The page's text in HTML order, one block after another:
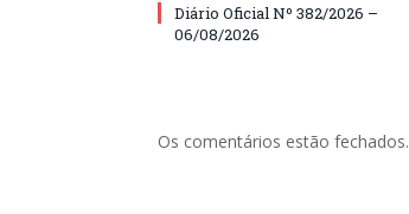
Diário Oficial Nº 382/2026 –
06/08/2026
Os comentários estão fechados.